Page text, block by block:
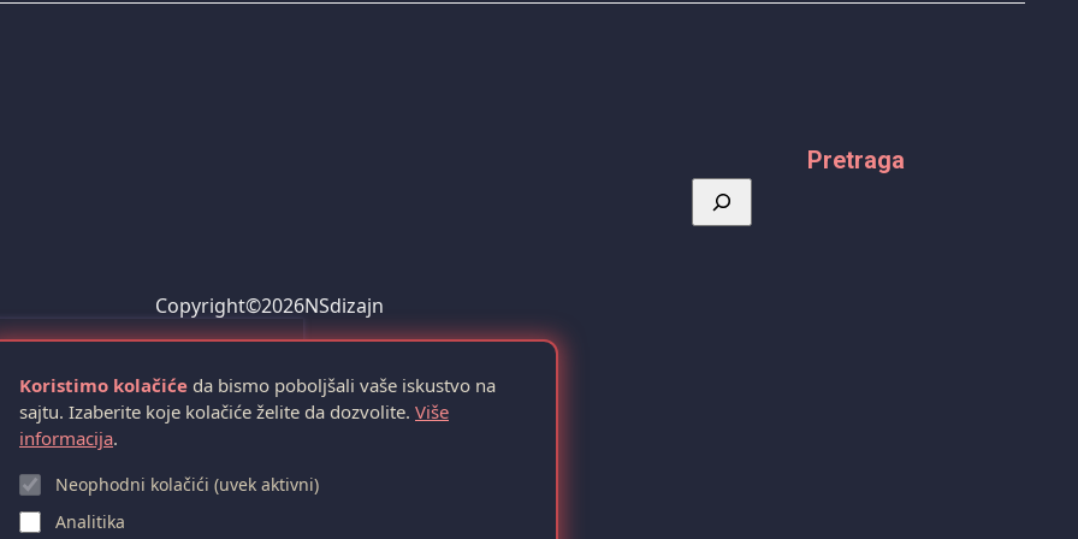
Pretraga
Copyright©2026NSdizajn
Koristimo kolačiće da bismo poboljšali vaše iskustvo na
sajtu. Izaberite koje kolačiće želite da dozvolite. Više
informacija.
Neophodni kolačići (uvek aktivni)
Analitika